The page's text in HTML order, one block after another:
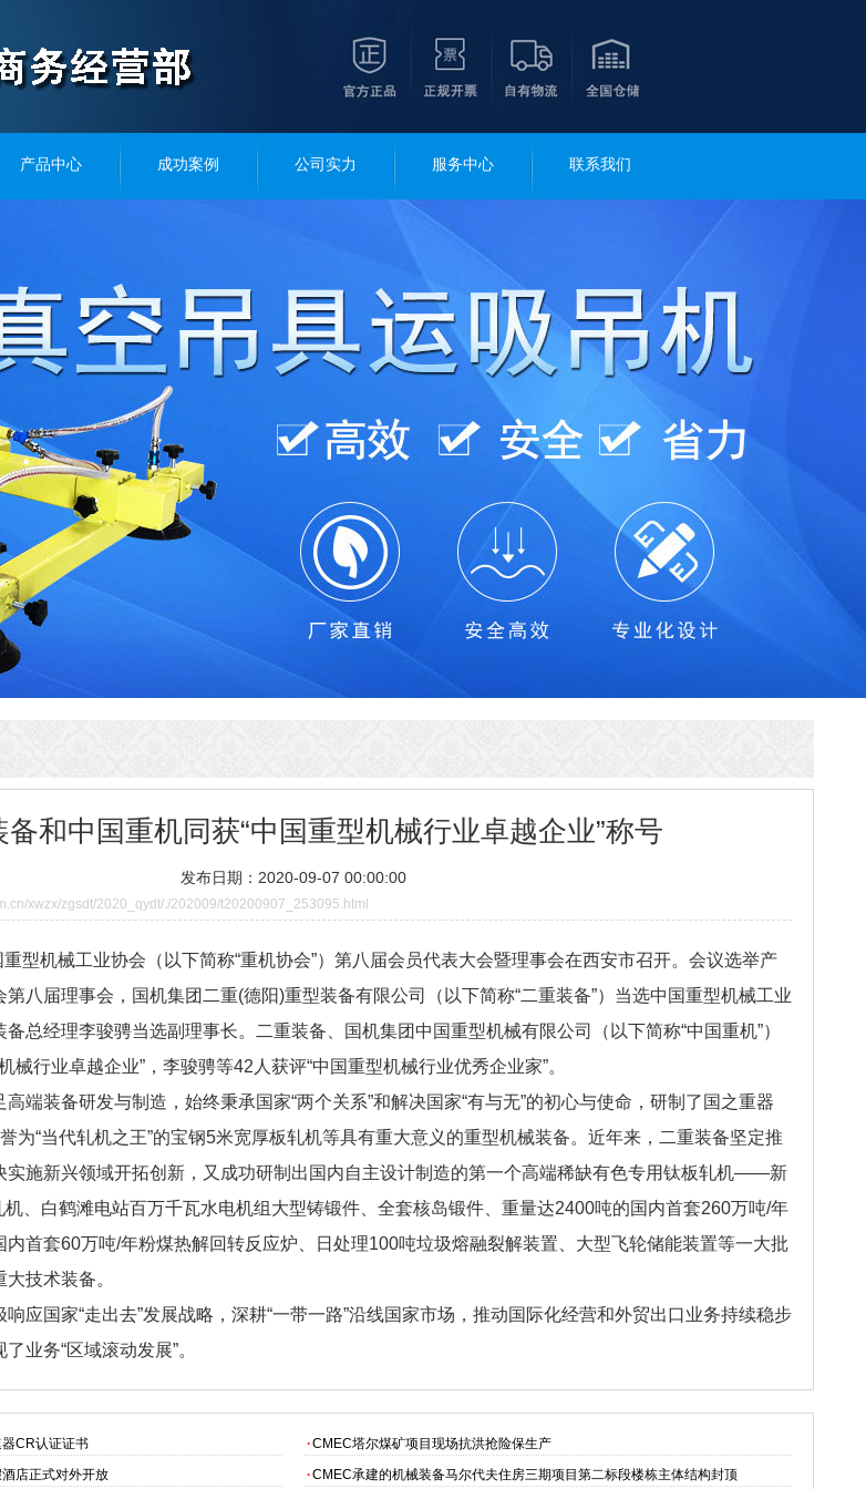
产品中心 成功案例 公司实力 服务中心 联系我们
备和中国重机同获“中国重型机械行业卓越企业”称号
发布日期：2020-09-07 00:00:00
xwzx/zgsdt/2020_qydt/./202009/t20200907_253095.html
机械工业协会（以下简称“重机协会”）第八届会员代表大会暨理事会在西安市召开。会议选举产
八届理事会，国机集团二重(德阳)重型装备有限公司（以下简称“二重装备”）当选中国重型机械工业
总经理李骏骋当选副理事长。二重装备、国机集团中国重型机械有限公司（以下简称“中国重机”）
械行业卓越企业”，李骏骋等42人获评“中国重型机械行业优秀企业家”。
装备研发与制造，始终秉承国家“两个关系”和解决国家“有与无”的初心与使命，研制了国之重器
“当代轧机之王”的宝钢5米宽厚板轧机等具有重大意义的重型机械装备。近年来，二重装备坚定推
实施新兴领域开拓创新，又成功研制出国内自主设计制造的第一个高端稀缺有色专用钛板轧机——新
、白鹤滩电站百万千瓦水电机组大型铸锻件、全套核岛锻件、重量达2400吨的国内首套260万吨/年
首套60万吨/年粉煤热解回转反应炉、日处理100吨垃圾熔融裂解装置、大型飞轮储能装置等一大批
技术装备。
国家“走出去”发展战略，深耕“一带一路”沿线国家市场，推动国际化经营和外贸出口业务持续稳步
业务“区域滚动发展”。
CR认证证书 ·CMEC塔尔煤矿项目现场抗洪抢险保生产
店正式对外开放 ·CMEC承建的机械装备马尔代夫住房三期项目第二标段楼栋主体结构封顶